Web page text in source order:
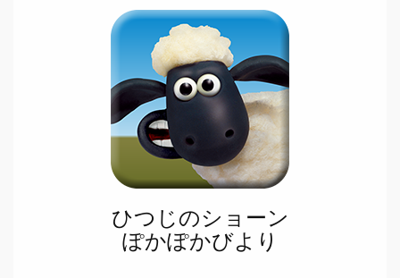
ひつじのショーン
ぽかぽかびより